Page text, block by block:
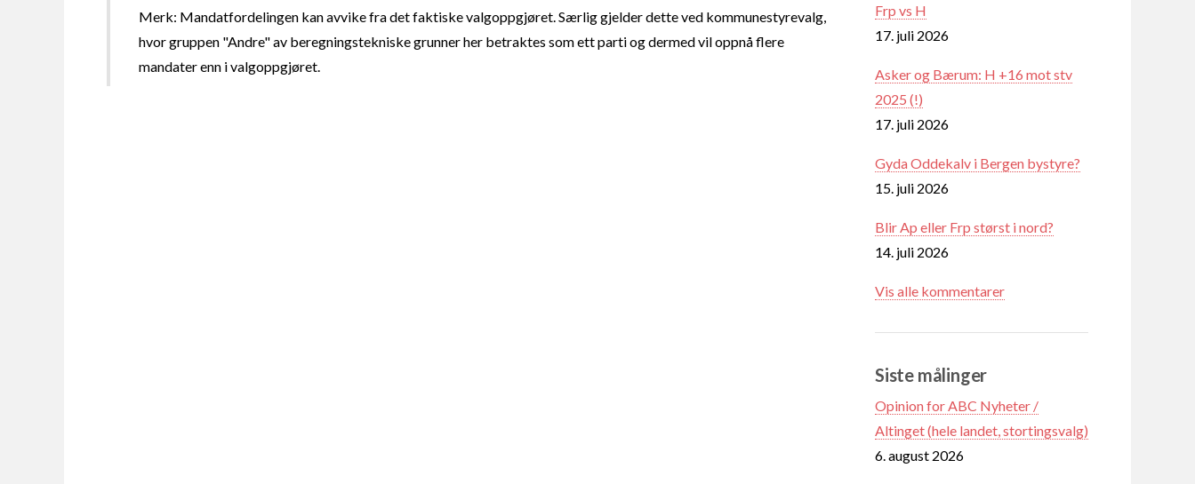
Merk: Mandatfordelingen kan avvike fra det faktiske valgoppgjøret. Særlig gjelder dette ved kommunestyrevalg,
hvor gruppen "Andre" av beregningstekniske grunner her betraktes som ett parti og dermed vil oppnå flere
mandater enn i valgoppgjøret.
Frp vs H
17. juli 2026
Asker og Bærum: H +16 mot stv
2025 (!)
17. juli 2026
Gyda Oddekalv i Bergen bystyre?
15. juli 2026
Blir Ap eller Frp størst i nord?
14. juli 2026
Vis alle kommentarer
Siste målinger
Opinion for ABC Nyheter /
Altinget (hele landet, stortingsvalg)
6. august 2026